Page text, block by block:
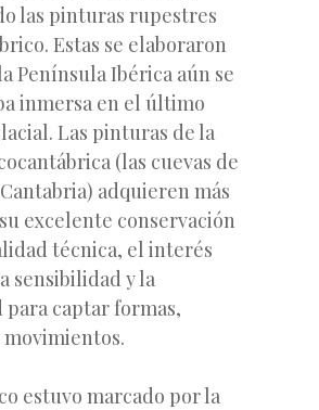
las pinturas rupestres
Estas se elaboraron
Península Ibérica aún se
inmersa en el último
Las pinturas de la
(las cuevas de
adquieren más
excelente conservación
técnica, el interés
sensibilidad y la
para captar formas,
estuvo marcado por la